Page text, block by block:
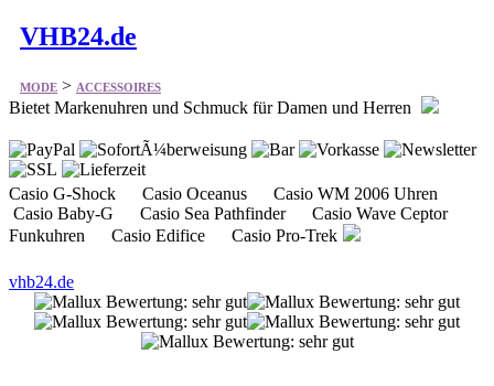
VHB24.de
MODE > ACCESSOIRES
Bietet Markenuhren und Schmuck für Damen und Herren
Casio G-Shock Casio Oceanus Casio WM 2006 Uhren
Casio Baby-G Casio Sea Pathfinder Casio Wave Ceptor
Funkuhren Casio Edifice Casio Pro-Trek
vhb24.de